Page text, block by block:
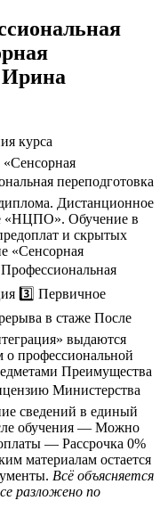
Ирина
курса
«Сенсорная
переподготовка
Дистанционное
«НЦПО». Обучение в
и скрытых
«Сенсорная
3️⃣ Первичное
в стаже После
выдаются
профессиональной
Преимущества
Министерства
сведений в единый
обучения — Можно
— Рассрочка 0%
материалам остается
Всё объясняется
разложено по